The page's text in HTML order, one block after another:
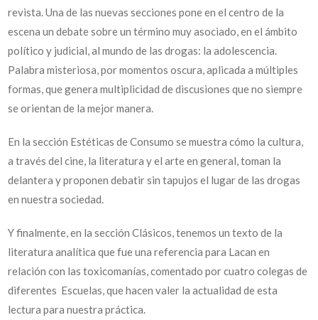
revista. Una de las nuevas secciones pone en el centro de la
escena un debate sobre un término muy asociado, en el ámbito
político y judicial, al mundo de las drogas: la adolescencia.
Palabra misteriosa, por momentos oscura, aplicada a múltiples
formas, que genera multiplicidad de discusiones que no siempre
se orientan de la mejor manera.
En la sección Estéticas de Consumo se muestra cómo la cultura,
a través del cine, la literatura y el arte en general, toman la
delantera y proponen debatir sin tapujos el lugar de las drogas
en nuestra sociedad.
Y finalmente, en la sección Clásicos, tenemos un texto de la
literatura analítica que fue una referencia para Lacan en
relación con las toxicomanías, comentado por cuatro colegas de
diferentes Escuelas, que hacen valer la actualidad de esta
lectura para nuestra práctica.